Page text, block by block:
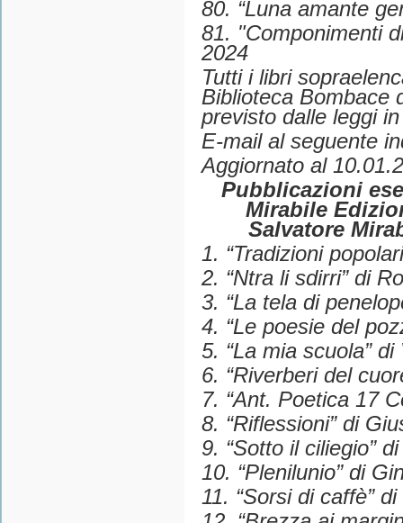
80. “Luna amante
81. "Componimenti
2024
Tutti i libri
Biblioteca Bombace
previsto dalle leggi
E-mail al seguente
Aggiornato al
Pubblicazioni
Mirabile
Salvatore
1. “Tradizioni
2. “Ntra li sdirri” di
3. “La tela di
4. “Le poesie del
5. “La mia scuola”
6. “Riverberi del
7. “Ant. Poetica 17
8. “Riflessioni” di
9. “Sotto il ciliegio”
10. “Plenilunio” di
11. “Sorsi di caffè”